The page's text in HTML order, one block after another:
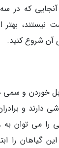
آنجایی که در
نیستند،
آن شروع کنید.
خوردن و سمی
دارند و
را می توان به
گیاهان را